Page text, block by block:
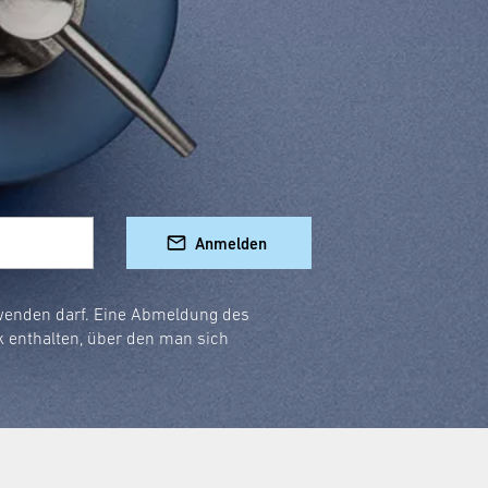
auch elegante Akzente im Raum.
Anmelden
darf. Eine Abmeldung des
enthalten, über den man sich